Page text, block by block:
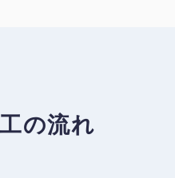
の流れ